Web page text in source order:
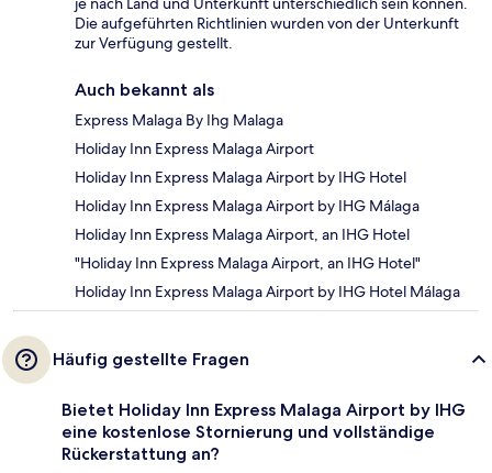
Die aufgeführten Richtlinien wurden von der Unterkunft
zur Verfügung gestellt.
Auch bekannt als
Express Malaga By Ihg Malaga
Holiday Inn Express Malaga Airport
Holiday Inn Express Malaga Airport by IHG Hotel
Holiday Inn Express Malaga Airport by IHG Málaga
Holiday Inn Express Malaga Airport, an IHG Hotel
"Holiday Inn Express Malaga Airport, an IHG Hotel"
Holiday Inn Express Malaga Airport by IHG Hotel Málaga
Häufig gestellte Fragen
Bietet Holiday Inn Express Malaga Airport by IHG
eine kostenlose Stornierung und vollständige
Rückerstattung an?